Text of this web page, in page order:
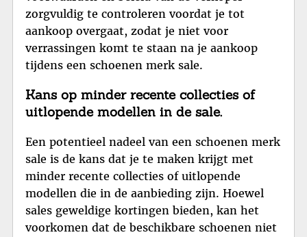
zorgvuldig te controleren voordat je tot
aankoop overgaat, zodat je niet voor
verrassingen komt te staan na je aankoop
tijdens een schoenen merk sale.
Kans op minder recente collecties of
uitlopende modellen in de sale.
Een potentieel nadeel van een schoenen merk
sale is de kans dat je te maken krijgt met
minder recente collecties of uitlopende
modellen die in de aanbieding zijn. Hoewel
sales geweldige kortingen bieden, kan het
voorkomen dat de beschikbare schoenen niet